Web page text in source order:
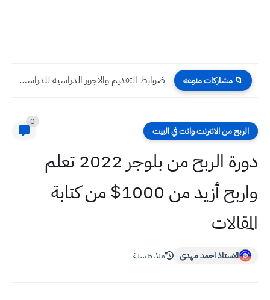
📁 مشاركات منوعه ضوابط التقديم والاجور الدراسية للدراسة المسائية في الجامعات الحكومية للعام...
الربح من الانترنت وانت في البيت
0
دورة الربح من بلوجر 2022 تعلم
واربح أزيد من 1000$ من كتابة
المقالات
الاستاذ احمد مهدي منذ 5 سنة